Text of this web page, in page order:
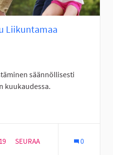
Liikuntamaa
säännöllisesti
kuukaudessa.
Eteläinen Seinäjoki
19 19 SEURAAJAA
SEURAA 0